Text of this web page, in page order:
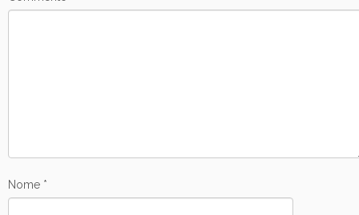
Nome *